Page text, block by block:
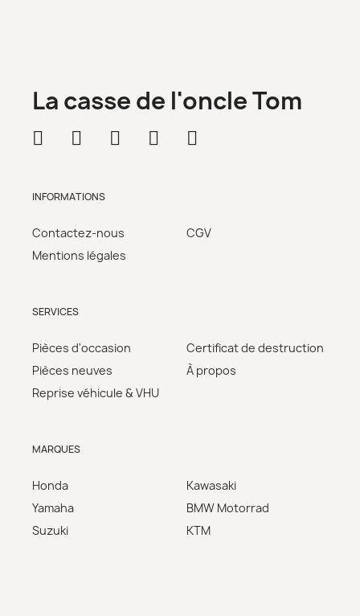
La casse de l'oncle Tom
INFORMATIONS
Contactez-nous
Mentions légales
CGV
SERVICES
Pièces d'occasion
Pièces neuves
Reprise véhicule & VHU
Certificat de destruction
À propos
MARQUES
Honda
Yamaha
Suzuki
Kawasaki
BMW Motorrad
KTM